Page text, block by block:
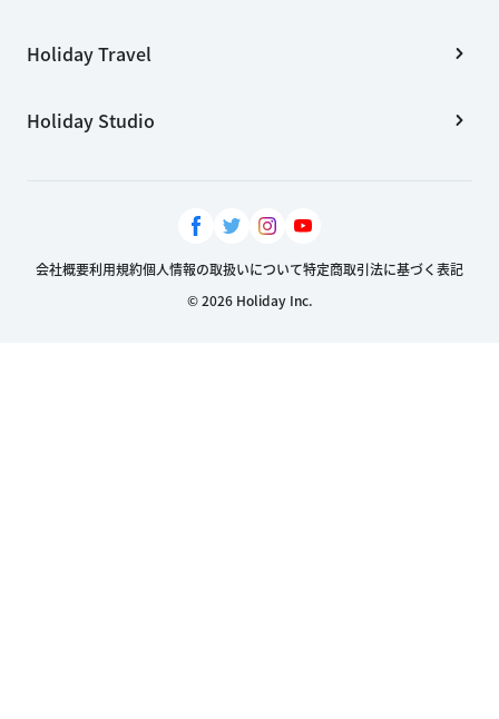
Holiday Travel
Holiday Studio
会社概要利用規約個人情報の取扱いについて特定商取引法に基づく表記
© 2026 Holiday Inc.